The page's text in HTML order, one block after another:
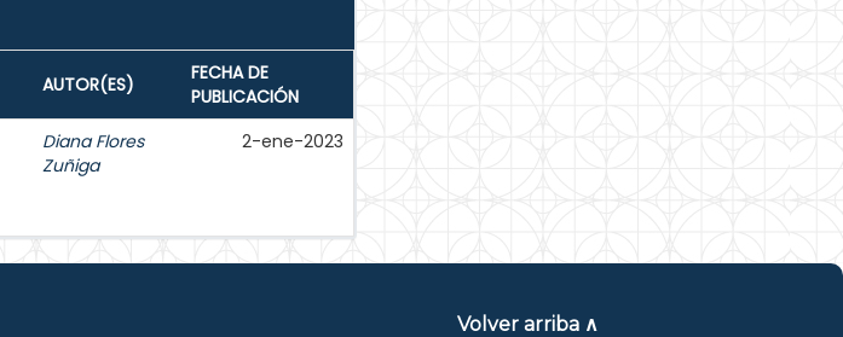
AUTOR(ES)
FECHA DE
PUBLICACIÓN
Diana Flores
Zuñiga
2-ene-2023
Volver arriba ∧